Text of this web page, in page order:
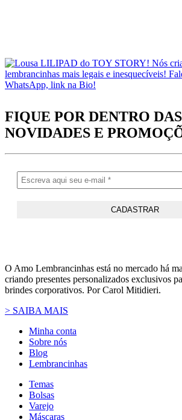
FIQUE POR DENTRO DAS
NOVIDADES E
O Amo Lembrancinhas está no mercado há
criando presentes personalizados exclusivos
brindes corporativos. Por Carol Mitidieri.
> SAIBA MAIS
Minha conta
Sobre nós
Blog
Lembrancinhas
Temas
Bolsas
Varejo
Máscaras